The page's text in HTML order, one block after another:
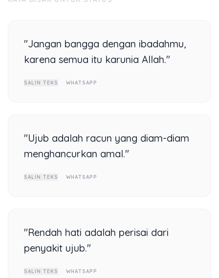
"Jangan bangga dengan ibadahmu,
karena semua itu karunia Allah."
SALIN TEKS WHATSAPP
"Ujub adalah racun yang diam-diam
menghancurkan amal."
SALIN TEKS WHATSAPP
"Rendah hati adalah perisai dari
penyakit ujub."
SALIN TEKS WHATSAPP